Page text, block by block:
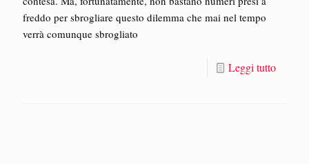
freddo per sbrogliare questo dilemma che mai nel tempo
verrà comunque sbrogliato
Leggi tutto